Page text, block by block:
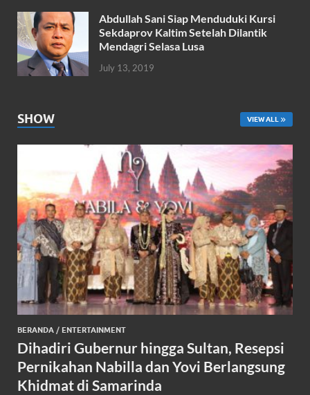
Abdullah Sani Siap Menduduki Kursi
Sekdaprov Kaltim Setelah Dilantik
Mendagri Selasa Lusa
July 13, 2019
SHOW VIEW ALL
BERANDA / ENTERTAINMENT
Dihadiri Gubernur hingga Sultan, Resepsi
Pernikahan Nabilla dan Yovi Berlangsung
Khidmat di Samarinda